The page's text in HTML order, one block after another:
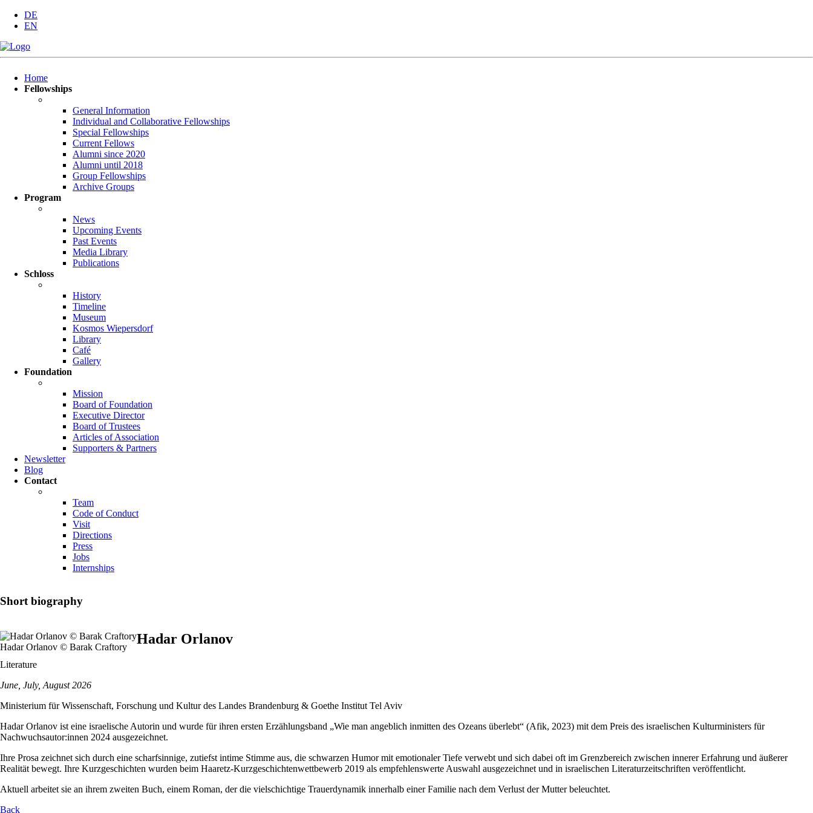
DE
EN
navigation
Home
Fellowships
General Information
Individual and Collaborative Fellowships
Special Fellowships
Current Fellows
Alumni since 2020
Alumni until 2018
Group Fellowships
Archive Groups
Program
News
Upcoming Events
Past Events
Media Library
Publications
Schloss
History
Timeline
Museum
Kosmos Wiepersdorf
Library
Café
Gallery
Foundation
Mission
Board of Foundation
Executive Director
Board of Trustees
Articles of Association
Supporters & Partners
Newsletter
Blog
Contact
Team
Code of Conduct
Visit
Directions
Press
Jobs
Internships
Short biography
Hadar Orlanov © Barak Craftory
Hadar Orlanov
Literature
June, July, August 2026
Ministerium für Wissenschaft, Forschung und Kultur des Landes Brandenburg & Goethe Institut Tel Aviv
Hadar Orlanov ist eine israelische Autorin und wurde für ihren ersten Erzählungsband „Wie man angeblich inmitten des Ozeans überlebt“ (Afik, 2023) mit dem Preis des israelischen Kulturministers für
Nachwuchsautor:innen 2024 ausgezeichnet.
Ihre Prosa zeichnet sich durch eine scharfsinnige, zutiefst intime Stimme aus, die schwarzen Humor mit emotionaler Tiefe verwebt und sich dabei oft im Grenzbereich zwischen innerer Erfahrung und äußerer
Realität bewegt. Ihre Kurzgeschichten wurden beim Haaretz-Kurzgeschichtenwettbewerb 2019 als empfehlenswerte Auswahl ausgezeichnet und in israelischen Literaturzeitschriften veröffentlicht.
Aktuell arbeitet sie an ihrem zweiten Buch, einem Roman, der die vielschichtige Trauerdynamik innerhalb einer Familie nach dem Verlust der Mutter beleuchtet.
Back